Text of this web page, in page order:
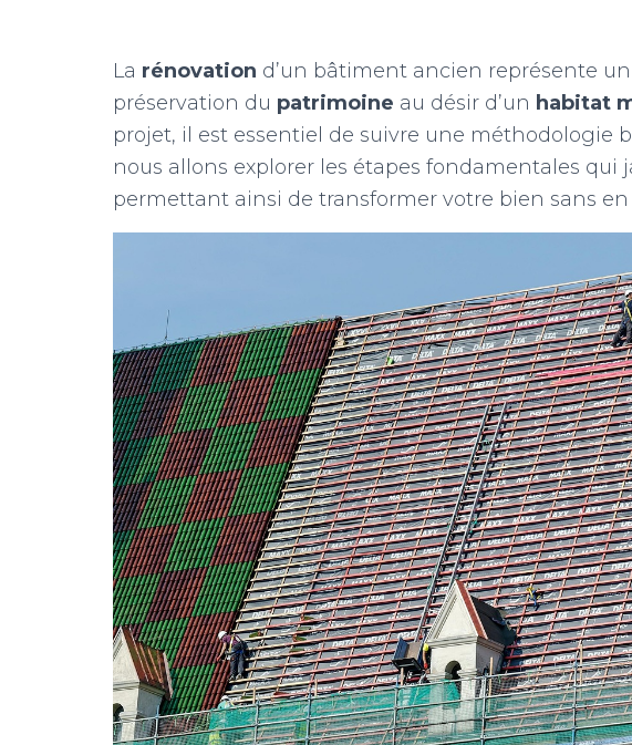
La rénovation d’un bâtiment ancien représente
préservation du patrimoine au désir d’un habitat
projet, il est essentiel de suivre une méthodologie
nous allons explorer les étapes fondamentales qui
permettant ainsi de transformer votre bien sans